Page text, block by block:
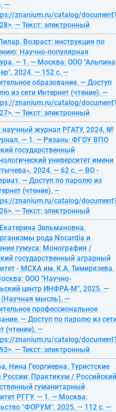
—
znanium.ru/catalog/
— Текст: электронный
Возраст: инструкция по
Научно-популярная
— 1. — Москва: ООО "Альпина
2024. — 152 с. —
образование. — Доступ
из сети Интернет (чтение). —
znanium.ru/catalog/
— Текст: электронный
научный журнал РГАТУ, 2024, №
— 1. — Рязань: ФГОУ ВПО
государственный
университет имени
2024. — 62 с. — ВО -
— Доступ по паролю из
(чтение). —
znanium.ru/catalog/
— Текст: электронный
Зельмановна.
рода Nocardia и
гумуса: Монография /
государственный аграрный
- МСХА им. К.А. Тимирязева.
ООО "Научно-
центр ИНФРА-М", 2025. —
(Научная мысль). —
профессиональное
— Доступ по паролю из
(чтение). —
znanium.ru/catalog/
— Текст: электронный
Нина Георгиевна. Туристские
России: Практикум / Российский
гуманитарный
РГГУ. — 1. — Москва:
"ФОРУМ", 2025. — 112 с. —